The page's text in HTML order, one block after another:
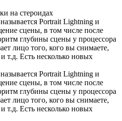
на стероидах
Portrait Lightning и
сцены, в том числе после
глубины сцены у процессора
лицо того, кого вы снимаете,
т.д. Есть несколько новых
Portrait Lightning и
сцены, в том числе после
глубины сцены у процессора
лицо того, кого вы снимаете,
т.д. Есть несколько новых